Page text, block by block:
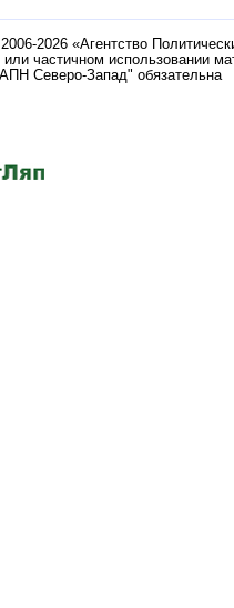
2006-2026 «Агентство
или частичном использовании
Северо-Запад" обязательна